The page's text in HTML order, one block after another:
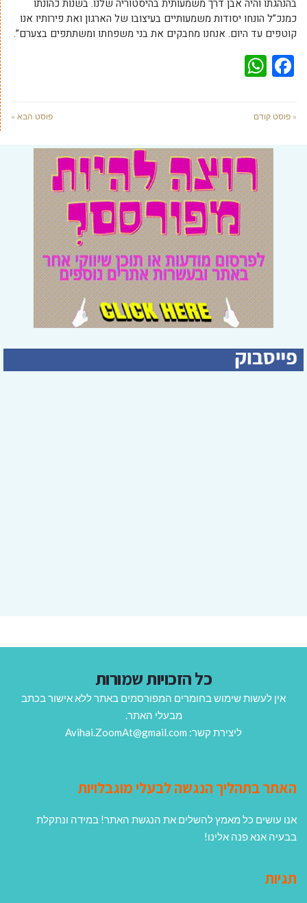
בהנהגתו והיה אבן דרך משמעותית בהיסטוריה שלנו. בשנות כהונתו
כמנכ”ל הונחו יסודות משמעותיים בעיצובו של הארגון ואת פירותיו אנו
קוטפים עד היום. אנחנו מחבקים את בני משפחתו ומשתתפים בצערם”.
Facebook
« פוסט קודם פוסט הבא »
כל הזכויות שמורות
אין לעשות שימוש בחומרים המפורסמים באתר ללא אישור בכתב
מבעלי האתר.
ליצירת קשר: Avihai.ZoomAt@gmail.com
האתר בתהליך הנגשה לבעלי מוגבלויות
אנו עושים כל מאמץ להשלים את הנגשת האתר! במידה ונתקלת
בבעיה אנא פנה אלינו!
תגיות